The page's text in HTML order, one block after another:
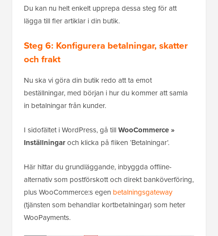
Du kan nu helt enkelt upprepa dessa steg för att
lägga till fler artiklar i din butik.
Steg 6: Konfigurera betalningar, skatter
och frakt
Nu ska vi göra din butik redo att ta emot
beställningar, med början i hur du kommer att samla
in betalningar från kunder.
I sidofältet i WordPress, gå tillWooCommerce »
Inställningaroch klicka på fliken ‘Betalningar’.
Här hittar du grundläggande, inbyggda offline-
alternativ som postförskott och direkt banköverföring,
plus WooCommerce:s egen betalningsgateway
(tjänsten som behandlar kortbetalningar) som heter
WooPayments.